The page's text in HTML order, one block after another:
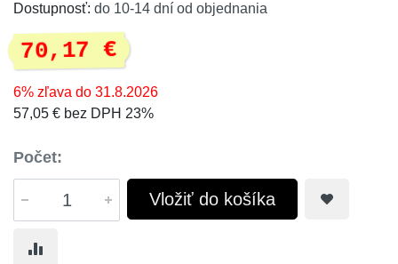
Dostupnosť: do 10-14 dní od objednania
70,17 €
6% zľava do 31.8.2026
57,05 € bez DPH 23%
Počet:
Vložiť do košíka